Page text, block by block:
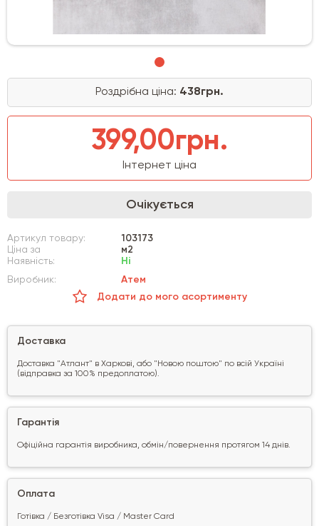
Роздрібна ціна: 438грн.
399,00грн.
Інтернет ціна
Очікується
Артикул товару:
103173
Ціна за
м2
Наявність:
Ні
Виробник:
Атем
Додати до мого асортименту
Доставка
Доставка "Атлант" в Харкові, або "Новою поштою" по всій Україні
(відправка за 100% предоплатою).
Гарантія
Офіційна гарантія виробника, обмін/повернення протягом 14 днів.
Оплата
Готівка / Безготівка Visa / Master Card